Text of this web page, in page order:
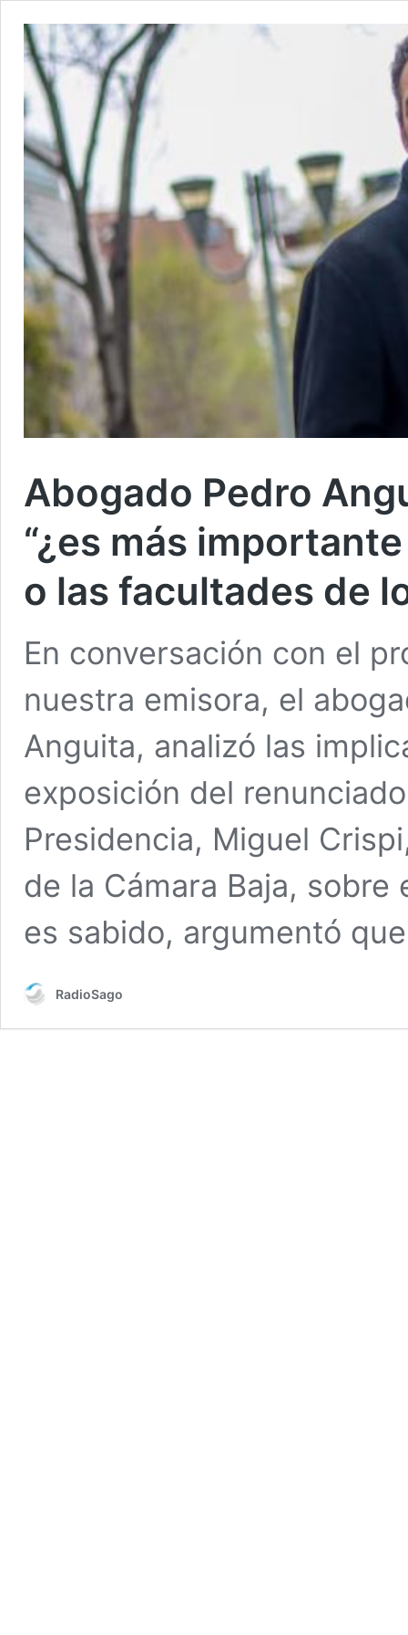
Abogado Pedro
“¿es más
o las facultades de
En conversación con el
nuestra emisora, el
Anguita, analizó las
exposición del
Presidencia, Miguel
de la Cámara Baja,
es sabido, argumentó
RadioSago